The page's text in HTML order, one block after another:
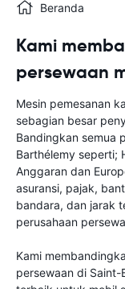
Beranda
Kami
persewaan
Mesin pemesanan
sebagian besar
Bandingkan semua
Barthélemy seperti;
Anggaran dan
asuransi, pajak,
bandara, dan jarak
perusahaan
Kami
persewaan di